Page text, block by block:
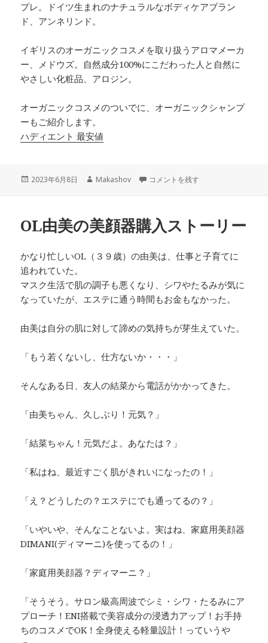
プレ。ドイツ生まれのナチュラルなボディケアブラン
ド、アンネリンド。
イギリスのオーガニックコスメを取り扱うアロマメーカ
ー、メドウズ。自然成分100%にこだわった人と自然に
やさしい化粧品、アロジン。
オーガニックコスメのついでに、オーガニックシャンプ
ーもご紹介します。
ハディエント 最安値
投
2023年6月8日
作
Makashov オーガニックコスメ に
コメントを残す
OL由美の美顔器購入ストーリー
かなり忙しいOL（３９歳）の由美は、仕事と子育てに
追われていた。
マスク生活で肌の調子も悪くなり、シワやたるみが気に
なっていたが、エステに通う時間もお金もなかった。
由美は自分の肌に対して諦めの気持ちが芽生えていた。
「もう若くないし、仕方ないか・・・」
そんなある日、友人の結菜から電話がかかってきた。
「由美ちゃん、久しぶり！元気？」
「結菜ちゃん！元気だよ。あなたは？」
「私はね、最近すごく肌がきれいになったの！」
「え？どうしたの？エステにでも通ってるの？」
「いやいや、そんなことないよ。実はね、家庭用美顔器
DIMANI(ディマーニ)を使ってるの！」
「家庭用美顔器？ディマーニ？」
「そうそう。サロン級高周波でシミ・シワ・たるみにア
プローチ！ENI搭載で美容成分の浸透力アップ！お手持
ちのコスメでOK！全身使える軽量設計！っていうや